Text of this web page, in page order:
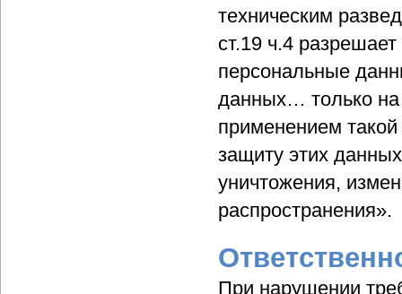
техническим
ст.19 ч.4
персональные
данных… только на
применением
защиту этих
уничтожения,
распространения».
При нарушении